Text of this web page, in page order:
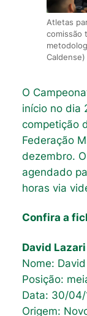
Atletas
comissão
Caldense)
O
início no dia
competição
Federação
dezembro.
agendado
horas via
Confira a
David Lazari
Nome:
Posição:
Data: 30/04/
Origem: